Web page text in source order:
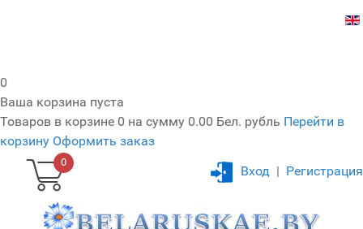
0
Ваша корзина пуста
Товаров в корзине 0 на сумму 0.00 Бел. рубль Перейти в
корзину Оформить заказ
0
Вход | Регистрация